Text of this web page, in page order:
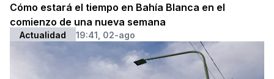
Cómo estará el tiempo en Bahía Blanca en el
comienzo de una nueva semana
Actualidad 19:41, 02-ago